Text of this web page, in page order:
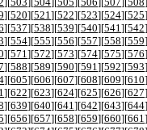
][520][521 ][522][523][524][525
][537][538][539][540][541 ][542
][554][555][556][557][558][559
][571 ][572][573][574][575][576
][588][589][590][591 ][592][593
][605][606][607][608][609][610
][622][623][624][625][626][627
][639][640][641 ][642][643][644
][656][657][658][659][660][661